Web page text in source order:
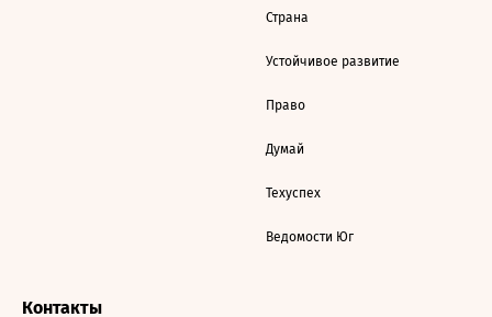
Страна
Устойчивое развитие
Право
Думай
Техуспех
Ведомости Юг
Контакты